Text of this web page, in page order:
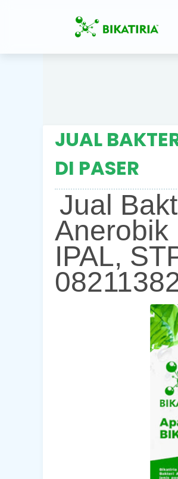
JUAL
DI PASER
Jual
Anerobik
IPAL,